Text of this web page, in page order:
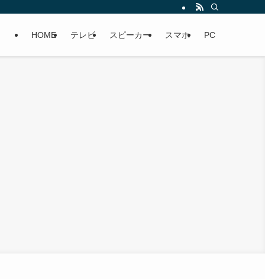
HOME テレビ スピーカー スマホ PC